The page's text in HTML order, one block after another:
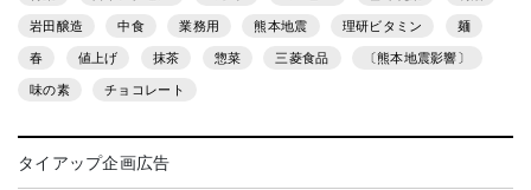
岩田醸造 中食 業務用 熊本地震 理研ビタミン 麺
春 値上げ 抹茶 惣菜 三菱食品 〔熊本地震影響〕
味の素 チョコレート
タイアップ企画広告